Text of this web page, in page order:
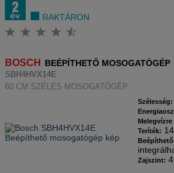
RAKTÁRON
BOSCH BEÉPÍTHETŐ MOSOGATÓGÉP
SBH4HVX14E
60 CM SZÉLES MOSOGATÓGÉP
Szélesség:
Teríték:
Zajszint: